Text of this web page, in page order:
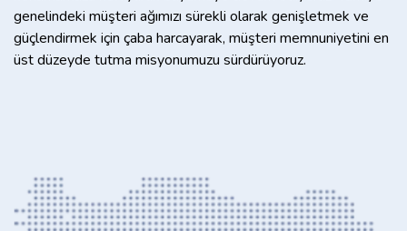
genelindeki müşteri ağımızı sürekli olarak genişletmek ve
güçlendirmek için çaba harcayarak, müşteri memnuniyetini en
üst düzeyde tutma misyonumuzu sürdürüyoruz.